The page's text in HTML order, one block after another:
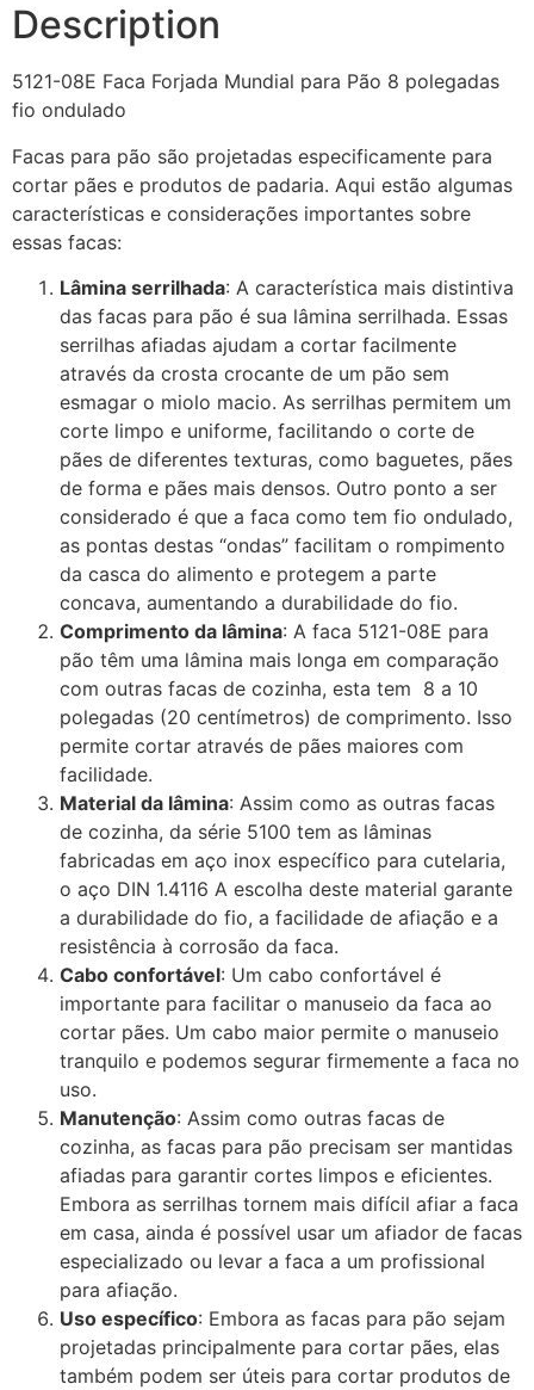
Description
5121-08E Faca Forjada Mundial para Pão 8 polegadas
fio ondulado
Facas para pão são projetadas especificamente para
cortar pães e produtos de padaria. Aqui estão algumas
características e considerações importantes sobre
essas facas:
Lâmina serrilhada: A característica mais distintiva
das facas para pão é sua lâmina serrilhada. Essas
serrilhas afiadas ajudam a cortar facilmente
através da crosta crocante de um pão sem
esmagar o miolo macio. As serrilhas permitem um
corte limpo e uniforme, facilitando o corte de
pães de diferentes texturas, como baguetes, pães
de forma e pães mais densos. Outro ponto a ser
considerado é que a faca como tem fio ondulado,
as pontas destas “ondas” facilitam o rompimento
da casca do alimento e protegem a parte
concava, aumentando a durabilidade do fio.
Comprimento da lâmina: A faca 5121-08E para
pão têm uma lâmina mais longa em comparação
com outras facas de cozinha, esta tem 8 a 10
polegadas (20 centímetros) de comprimento. Isso
permite cortar através de pães maiores com
facilidade.
Material da lâmina: Assim como as outras facas
de cozinha, da série 5100 tem as lâminas
fabricadas em aço inox específico para cutelaria,
o aço DIN 1.4116 A escolha deste material garante
a durabilidade do fio, a facilidade de afiação e a
resistência à corrosão da faca.
Cabo confortável: Um cabo confortável é
importante para facilitar o manuseio da faca ao
cortar pães. Um cabo maior permite o manuseio
tranquilo e podemos segurar firmemente a faca no
uso.
Manutenção: Assim como outras facas de
cozinha, as facas para pão precisam ser mantidas
afiadas para garantir cortes limpos e eficientes.
Embora as serrilhas tornem mais difícil afiar a faca
em casa, ainda é possível usar um afiador de facas
especializado ou levar a faca a um profissional
para afiação.
Uso específico: Embora as facas para pão sejam
projetadas principalmente para cortar pães, elas
também podem ser úteis para cortar produtos de